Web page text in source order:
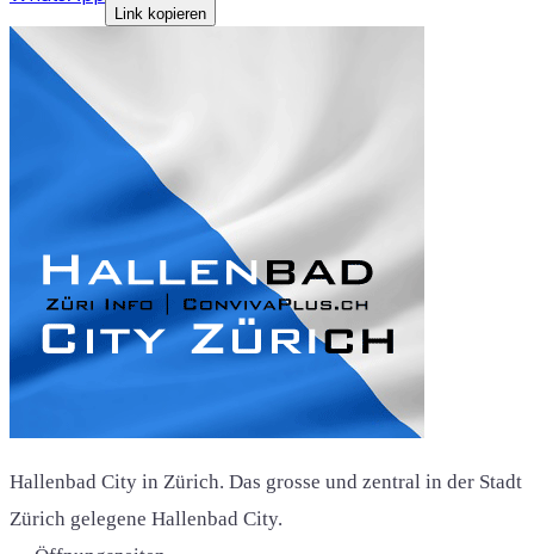
Link kopieren
Hallenbad City in Zürich. Das grosse und zentral in der Stadt
Zürich gelegene Hallenbad City.